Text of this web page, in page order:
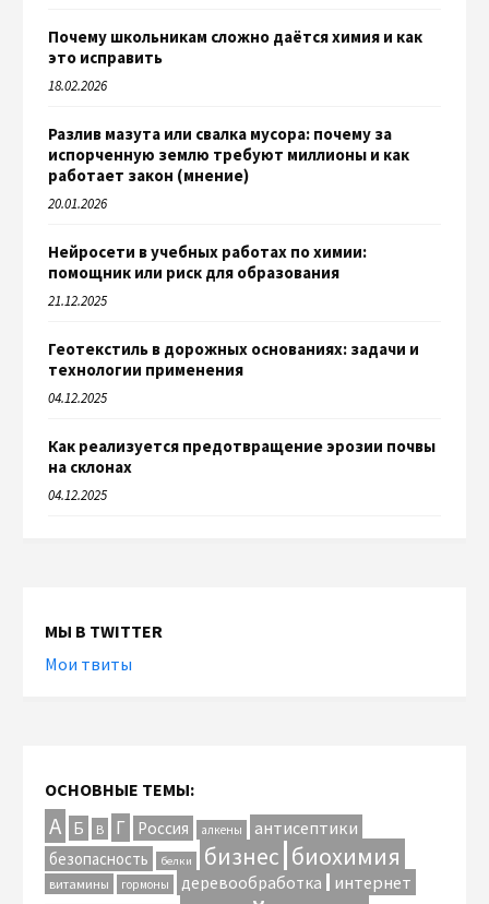
Почему школьникам сложно даётся химия и как
это исправить
18.02.2026
Разлив мазута или свалка мусора: почему за
испорченную землю требуют миллионы и как
работает закон (мнение)
20.01.2026
Нейросети в учебных работах по химии:
помощник или риск для образования
21.12.2025
Геотекстиль в дорожных основаниях: задачи и
технологии применения
04.12.2025
Как реализуется предотвращение эрозии почвы
на склонах
04.12.2025
МЫ В TWITTER
Мои твиты
ОСНОВНЫЕ ТЕМЫ:
А Б В Г Россия алкены антисептики
безопасность белки бизнес биохимия
витамины гормоны деревообработка интернет